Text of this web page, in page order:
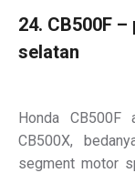
24. CB500F
selatan
Honda CB500F
CB500X,
segment motor